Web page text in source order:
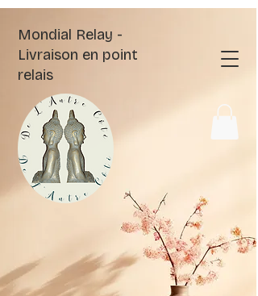
Mondial Relay -
Livraison en point
relais